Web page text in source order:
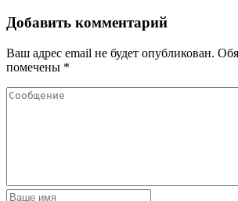
Добавить комментарий
Ваш адрес email не будет опубликован.
помечены *